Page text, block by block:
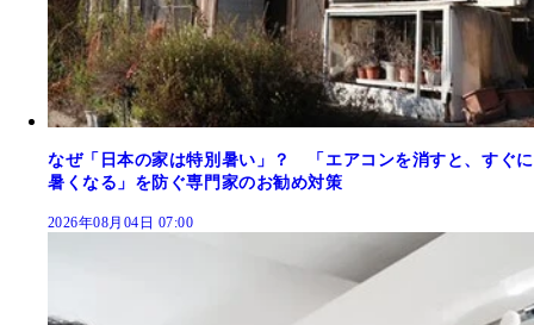
なぜ「日本の家は特別暑い」？ 「エアコンを消すと、すぐに
暑くなる」を防ぐ専門家のお勧め対策
2026年08月04日 07:00